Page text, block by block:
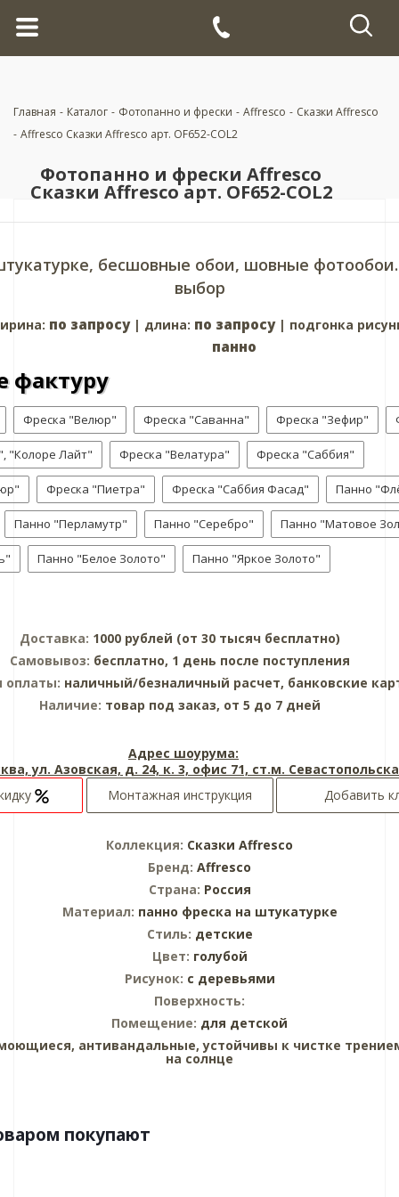
Главная - Каталог - Фотопанно и фрески - Affresco - Сказки Affresco
- Affresco Сказки Affresco арт. OF652-COL2
Фотопанно и фрески Affresco
Сказки Affresco арт. OF652-COL2
бесшовные обои, шовные
выбор
по запросу| длина: по запросу| подгонка
панно
фактуру
Фреска "Велюр" Фреска "Саванна" Фреска "Зефир"
"Колоре Лайт" Фреска "Велатура" Фреска "Саббия"
Фреска "Пиетра" Фреска "Саббия Фасад" Панно
Панно "Перламутр" Панно "Серебро" Панно "Матовое
Панно "Белое Золото" Панно "Яркое Золото"
Доставка: 1000 рублей (от 30 тысяч бесплатно)
Самовывоз: бесплатно, 1 день после поступления
оплаты: наличный/безналичный расчет, банковские
Наличие: товар под заказ, от 5 до 7 дней
Адрес шоурума:
ул. Азовская, д. 24, к. 3, офис 71, ст.м.
Монтажная инструкция Добавить
Коллекция: Сказки Affresco
Бренд: Affresco
Страна: Россия
Материал: панно фреска на штукатурке
Стиль: детские
Цвет: голубой
Рисунок: с деревьями
Поверхность:
Помещение: для детской
антивандальные, устойчивы к чистке
на солнце
покупают